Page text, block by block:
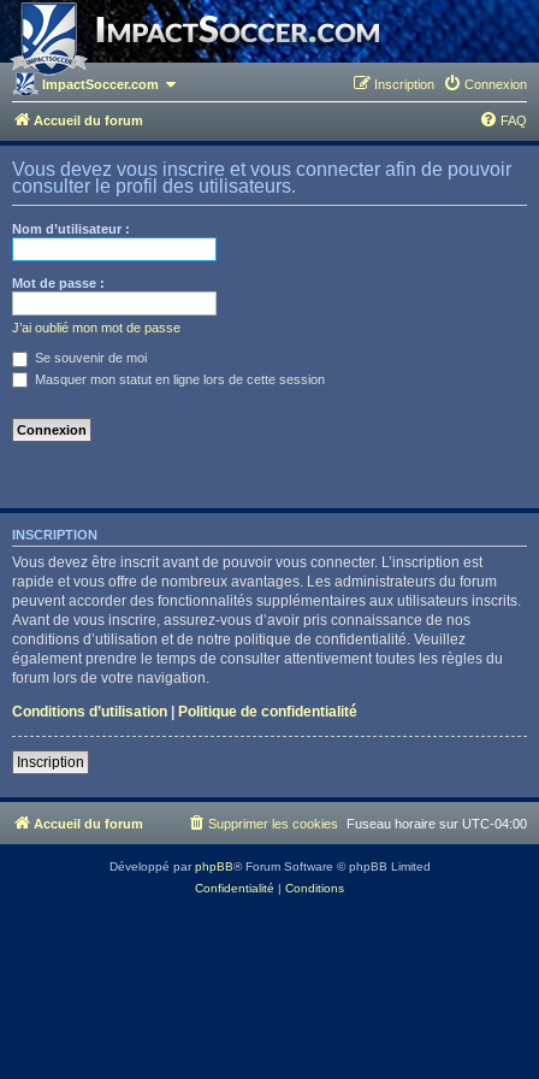
ImpactSoccer.com Connexion
Inscription
Accueil du forum FAQ
Vous devez vous inscrire et vous connecter afin de pouvoir
consulter le profil des utilisateurs.
Nom d’utilisateur :
Mot de passe :
J’ai oublié mon mot de passe
Se souvenir de moi
Masquer mon statut en ligne lors de cette session
INSCRIPTION
Vous devez être inscrit avant de pouvoir vous connecter. L’inscription est
rapide et vous offre de nombreux avantages. Les administrateurs du forum
peuvent accorder des fonctionnalités supplémentaires aux utilisateurs inscrits.
Avant de vous inscrire, assurez-vous d’avoir pris connaissance de nos
conditions d’utilisation et de notre politique de confidentialité. Veuillez
également prendre le temps de consulter attentivement toutes les règles du
forum lors de votre navigation.
Conditions d’utilisation | Politique de confidentialité
Inscription
Accueil du forum Fuseau horaire sur UTC-04:00
Supprimer les cookies
Développé parphpBB® Forum Software © phpBB Limited
Confidentialité | Conditions